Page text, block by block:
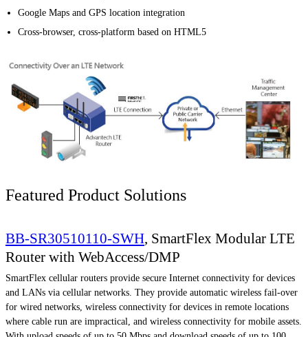
Google Maps and GPS location integration
Cross-browser, cross-platform based on HTML5
Featured Product Solutions
BB-SR30510110-SWH, SmartFlex Modular LTE
Router with WebAccess/DMP
SmartFlex cellular routers provide secure Internet connectivity for devices
and LANs via cellular networks. They provide automatic wireless fail-over
for wired networks, wireless connectivity for devices in remote locations
where cable run are impractical, and wireless connectivity for mobile assets.